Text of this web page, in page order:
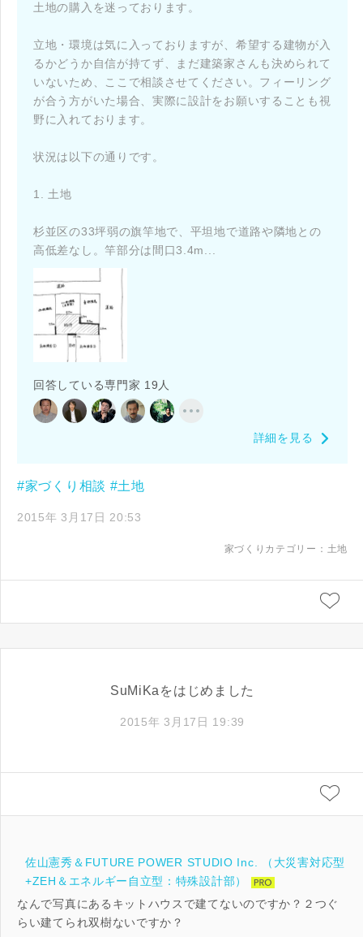
土地の購入を迷っております。
立地・環境は気に入っておりますが、希望する建物が入
るかどうか自信が持てず、まだ建築家さんも決められて
いないため、ここで相談させてください。フィーリング
が合う方がいた場合、実際に設計をお願いすることも視
野に入れております。
状況は以下の通りです。
1. 土地
杉並区の33坪弱の旗竿地で、平坦地で道路や隣地との
高低差なし。竿部分は間口3.4m...
回答している専門家 19人
詳細を見る
#家づくり相談 #土地
2015年 3月17日 20:53
家づくりカテゴリー： 土地
SuMiKaをはじめました
2015年 3月17日 19:39
佐山憲秀＆FUTURE POWER STUDIO Inc. （大災害対応型
+ZEH＆エネルギー自立型：特殊設計部）
なんで写真にあるキットハウスで建てないのですか？２つぐ
らい建てられ双樹ないですか？